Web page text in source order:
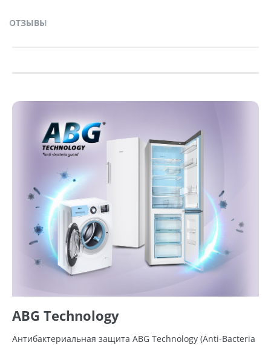
ОТЗЫВЫ
ABG Technology
Антибактериальная защита ABG Technology (Anti-Bacteria